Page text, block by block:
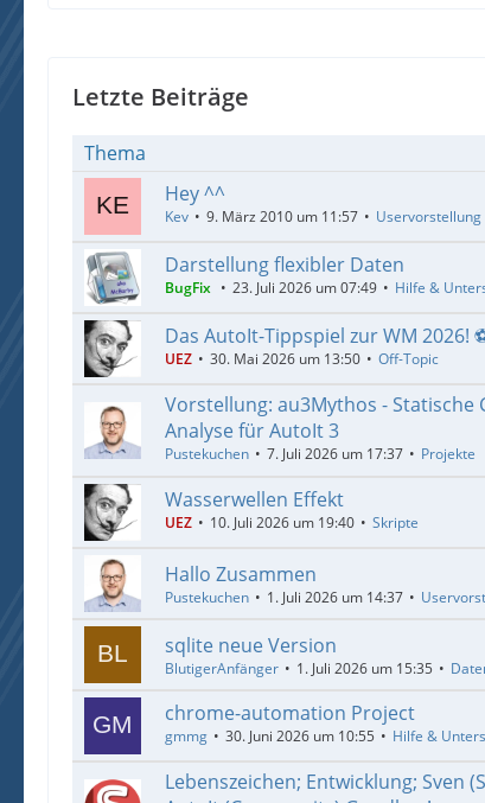
Letzte Beiträge
Thema
Hey ^^
Kev 9. März 2010 um 11:57 Uservorstellung
Darstellung flexibler Daten
BugFix 23. Juli 2026 um 07:49 Hilfe &
Das AutoIt-Tippspiel zur WM 2026!
UEZ 30. Mai 2026 um 13:50 Off-Topic
Vorstellung: au3Mythos - Statische
Analyse für AutoIt 3
Pustekuchen 7. Juli 2026 um 17:37 Projekte
Wasserwellen Effekt
UEZ 10. Juli 2026 um 19:40 Skripte
Hallo Zusammen
Pustekuchen 1. Juli 2026 um 14:37
sqlite neue Version
BlutigerAnfänger 1. Juli 2026 um 15:35
chrome-automation Project
gmmg 30. Juni 2026 um 10:55 Hilfe &
Lebenszeichen; Entwicklung; Sven